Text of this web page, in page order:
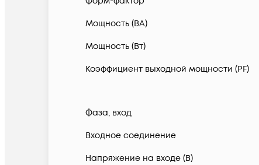
Мощность (ВА)
Мощность (Вт)
Коэффициент выходной мощности (PF)
Фаза, вход
Входное соединение
Напряжение на входе (В)